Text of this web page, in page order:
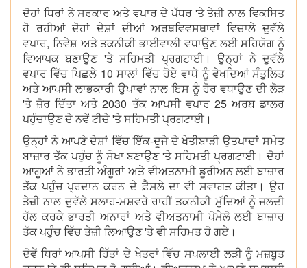
ਦੋਹਾਂ ਧਿਰਾਂ ਨੇ ਸਰਕਾਰ ਅਤੇ ਵਪਾਰ ਦੇ ਪੱਧਰ 'ਤੇ ਤੇਜ਼ੀ ਨਾਲ ਵਿਕਸਿਤ
ਹੋ ਰਹੀਆਂ ਦੋਹਾਂ ਦੇਸ਼ਾਂ ਦੀਆਂ ਅਰਥਵਿਵਸਥਾਵਾਂ ਵਿਚਾਲੇ ਦੁਵੱਲੇ
ਵਪਾਰ, ਨਿਵੇਸ਼ ਅਤੇ ਤਕਨੀਕੀ ਭਾਈਵਾਲੀ ਵਧਾਉਣ ਲਈ ਸਹਿਯੋਗ ਨੂੰ
ਵਿਆਪਕ ਬਣਾਉਣ 'ਤੇ ਸਹਿਮਤੀ ਪ੍ਰਗਟਾਈ। ਉਨ੍ਹਾਂ ਨੇ ਦੁਵੱਲੇ
ਵਪਾਰ ਵਿੱਚ ਪਿਛਲੇ 10 ਸਾਲਾਂ ਵਿੱਚ ਹੋਏ ਵਾਧੇ ਨੂੰ ਵੇਖਦਿਆਂ ਸੰਤੁਲਿਤ
ਅਤੇ ਆਪਸੀ ਲਾਭਕਾਰੀ ਉਪਾਵਾਂ ਨਾਲ ਇਸ ਨੂੰ ਹੋਰ ਵਧਾਉਣ ਦੀ ਲੋੜ
'ਤੇ ਜ਼ੋਰ ਦਿੱਤਾ ਅਤੇ 2030 ਤੱਕ ਆਪਸੀ ਵਪਾਰ 25 ਅਰਬ ਡਾਲਰ
ਪਹੁੰਚਾਉਣ ਦੇ ਨਵੇਂ ਟੀਚੇ 'ਤੇ ਸਹਿਮਤੀ ਪ੍ਰਗਟਾਈ।
ਉਨ੍ਹਾਂ ਨੇ ਆਪਣੇ ਦੇਸ਼ਾਂ ਵਿੱਚ ਇੱਕ-ਦੂਜੇ ਦੇ ਖੇਤੀਬਾੜੀ ਉਤਪਾਦਾਂ ਸਮੇਤ
ਬਾਜ਼ਾਰ ਤੱਕ ਪਹੁੰਚ ਨੂੰ ਸੌਖਾ ਬਣਾਉਣ 'ਤੇ ਸਹਿਮਤੀ ਪ੍ਰਗਟਾਈ। ਦੋਹਾਂ
ਆਗੂਆਂ ਨੇ ਭਾਰਤੀ ਅੰਗੂਰਾਂ ਅਤੇ ਵੀਅਤਨਾਮੀ ਡੂਰੀਅਨ ਲਈ ਬਾਜ਼ਾਰ
ਤੱਕ ਪਹੁੰਚ ਪ੍ਰਦਾਨ ਕਰਨ ਦੇ ਫ਼ੈਸਲੇ ਦਾ ਵੀ ਸਵਾਗਤ ਕੀਤਾ। ਉਹ
ਤੇਜ਼ੀ ਨਾਲ ਦੁਵੱਲੇ ਸਲਾਹ-ਮਸ਼ਵਰੇ ਰਾਹੀਂ ਤਕਨੀਕੀ ਮੁੱਦਿਆਂ ਨੂੰ ਜਲਦੀ
ਹੱਲ ਕਰਕੇ ਭਾਰਤੀ ਅਨਾਰਾਂ ਅਤੇ ਵੀਅਤਨਾਮੀ ਪੋਮੇਲੋ ਲਈ ਬਾਜ਼ਾਰ
ਤੱਕ ਪਹੁੰਚ ਵਿੱਚ ਤੇਜ਼ੀ ਲਿਆਉਣ 'ਤੇ ਵੀ ਸਹਿਮਤ ਹੋ ਗਏ।
ਦੋਵੇਂ ਧਿਰਾਂ ਆਪਸੀ ਹਿੱਤਾਂ ਦੇ ਖੇਤਰਾਂ ਵਿੱਚ ਸਪਲਾਈ ਲੜੀ ਨੂੰ ਮਜ਼ਬੂਤ